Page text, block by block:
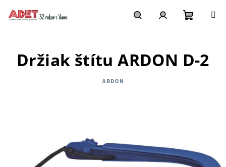
košík
Držiak štítu ARDON D-2
ARDON